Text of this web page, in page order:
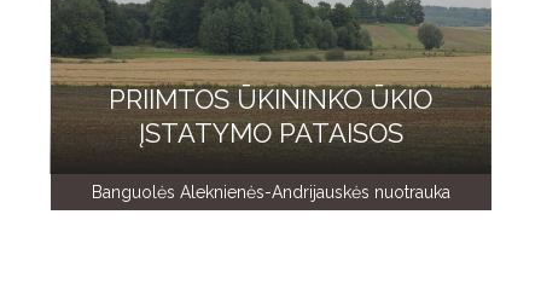
PRIIMTOS ŪKININKO ŪKIO
ĮSTATYMO PATAISOS
Banguolės Aleknienės-Andrijauskės nuotrauka